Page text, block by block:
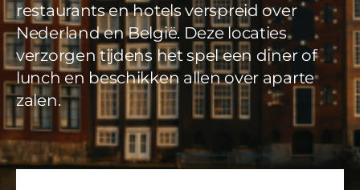
Blog
Videos
Uitjes
Beschikbaarheid Aanvragen
restaurants en hotels verspreid over
Nederland en België. Deze locaties
verzorgen tijdens het spel een diner of
lunch en beschikken allen over aparte
zalen.